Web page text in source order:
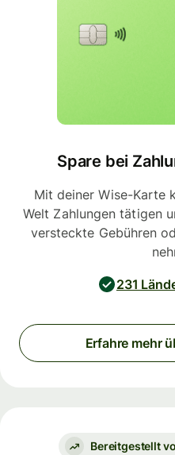
Spare bei
Mit deiner Wise-Karte
Welt Zahlungen tätigen
versteckte Gebühren
231
Erfahre mehr
Bereitgestellt